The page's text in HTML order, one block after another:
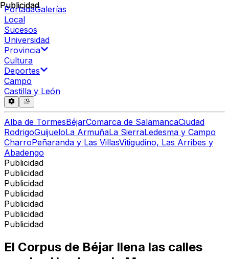
PortadaGalerías
Local
Sucesos
Universidad
Provincia
Cultura
Deportes
Campo
Castilla y León
Alba de TormesBéjarComarca de SalamancaCiudad
RodrigoGuijueloLa ArmuñaLa SierraLedesma y Campo
CharroPeñaranda y Las VillasVitigudino, Las Arribes y
Abadengo
Publicidad
Publicidad
Publicidad
Publicidad
Publicidad
Publicidad
Publicidad
Publicidad
El Corpus de Béjar llena las calles
Publicidad